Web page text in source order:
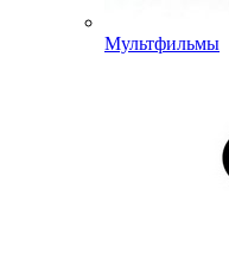
Мультфильмы